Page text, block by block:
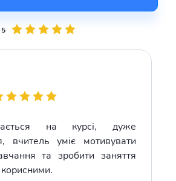
5
на курсі, дуже
вчитель уміє мотивувати
та зробити заняття